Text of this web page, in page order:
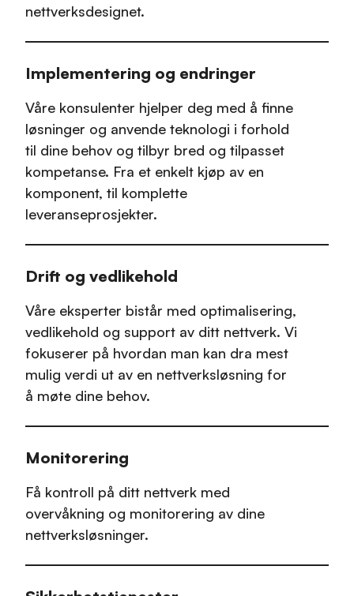
nettverksdesignet.
Implementering og endringer
Våre konsulenter hjelper deg med å finne
løsninger og anvende teknologi i forhold
til dine behov og tilbyr bred og tilpasset
kompetanse. Fra et enkelt kjøp av en
komponent, til komplette
leveranseprosjekter.
Drift og vedlikehold
Våre eksperter bistår med optimalisering,
vedlikehold og support av ditt nettverk. Vi
fokuserer på hvordan man kan dra mest
mulig verdi ut av en nettverksløsning for
å møte dine behov.
Monitorering
Få kontroll på ditt nettverk med
overvåkning og monitorering av dine
nettverksløsninger.